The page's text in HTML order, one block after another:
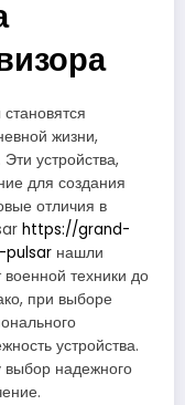
жизни,
устройства,
для создания
отличия в
https://grand-
pulsar нашли
техники до
при выборе
устройства.
выбор надежного